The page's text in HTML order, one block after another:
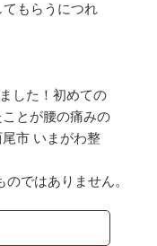
もらうにつれ
した！初めての
とが腰の痛みの
市 いまがわ整
ではありません。